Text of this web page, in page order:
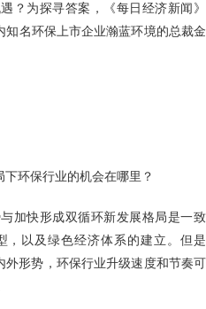
为探寻答案，《每日经济新闻》
知名环保上市企业瀚蓝环境的总裁金
环保行业的机会在哪里？
快形成双循环新发展格局是一致
，以及绿色经济体系的建立。但是
外形势，环保行业升级速度和节奏可